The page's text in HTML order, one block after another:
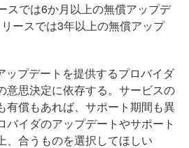
スでは6か月以上の無償アップデ
ースでは3年以上の無償アップ
ップデートを提供するプロバイダ
意思決定に依存する。サービスの
有償もあれば、サポート期間も異
バイダのアップデートやサポート
、合うものを選択してほしい